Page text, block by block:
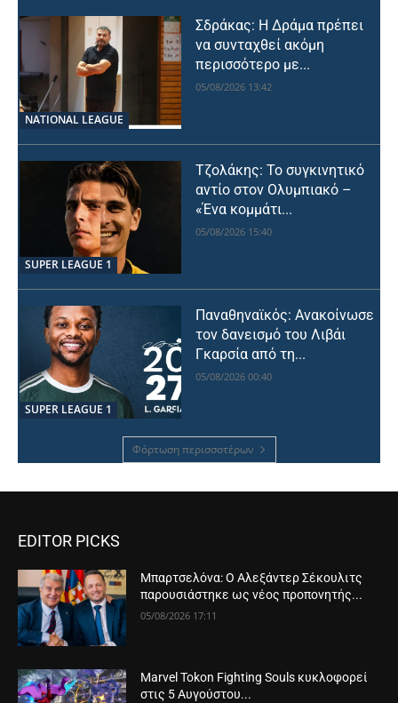
NATIONAL LEAGUE
Σδράκας: Η Δράμα πρέπει
να συνταχθεί ακόμη
περισσότερο με...
05/08/2026 13:42
SUPER LEAGUE 1
Τζολάκης: Το συγκινητικό
αντίο στον Ολυμπιακό –
«Ένα κομμάτι...
05/08/2026 15:40
SUPER LEAGUE 1
Παναθηναϊκός: Ανακοίνωσε
τον δανεισμό του Λιβάι
Γκαρσία από τη...
05/08/2026 00:40
Φόρτωση περισσοτέρων
EDITOR PICKS
Μπαρτσελόνα: Ο Αλεξάντερ Σέκουλιτς
παρουσιάστηκε ως νέος προπονητής...
05/08/2026 17:11
Marvel Tokon Fighting Souls κυκλοφορεί
στις 5 Αυγούστου...